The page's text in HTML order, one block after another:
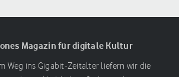
Magazin für digitale Kultur
Weg ins Gigabit-Zeitalter liefern wir die